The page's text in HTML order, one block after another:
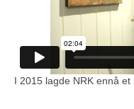
I 2015 lagde NRK ennå